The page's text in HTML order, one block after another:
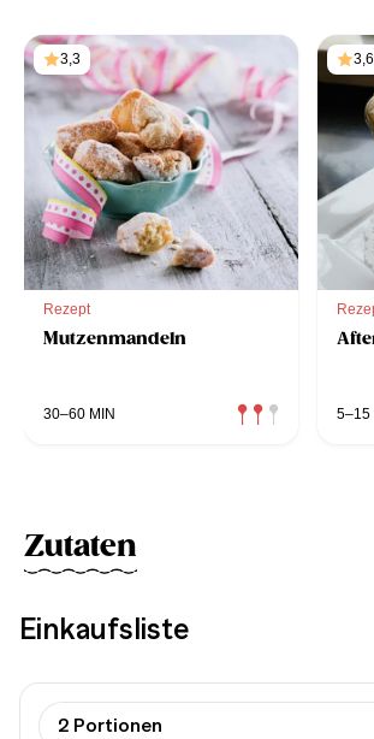
3,3
Rezept
Mutzenmandeln
30–60 MIN
3,6
5–15
Zutaten